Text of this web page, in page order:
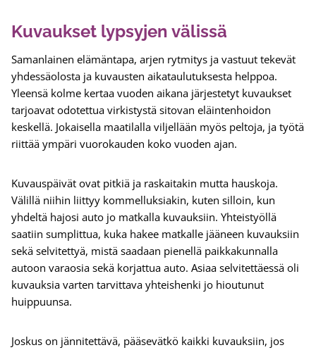
Kuvaukset lypsyjen välissä
Samanlainen elämäntapa, arjen rytmitys ja vastuut tekevät
yhdessäolosta ja kuvausten aikataulutuksesta helppoa.
Yleensä kolme kertaa vuoden aikana järjestetyt kuvaukset
tarjoavat odotettua virkistystä sitovan eläintenhoidon
keskellä. Jokaisella maatilalla viljellään myös peltoja, ja työtä
riittää ympäri vuorokauden koko vuoden ajan.
Kuvauspäivät ovat pitkiä ja raskaitakin mutta hauskoja.
Välillä niihin liittyy kommelluksiakin, kuten silloin, kun
yhdeltä hajosi auto jo matkalla kuvauksiin. Yhteistyöllä
saatiin sumplittua, kuka hakee matkalle jääneen kuvauksiin
sekä selvitettyä, mistä saadaan pienellä paikkakunnalla
autoon varaosia sekä korjattua auto. Asiaa selvitettäessä oli
kuvauksia varten tarvittava yhteishenki jo hioutunut
huippuunsa.
Joskus on jännitettävä, pääsevätkö kaikki kuvauksiin, jos